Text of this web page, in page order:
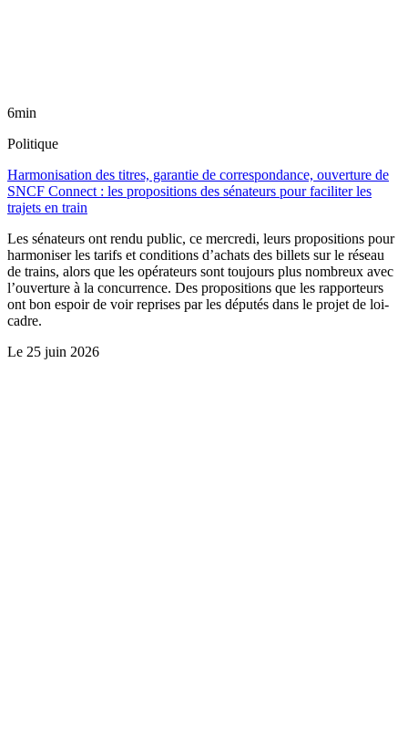
6min
Politique
Harmonisation des titres, garantie de correspondance, ouverture de
SNCF Connect : les propositions des sénateurs pour faciliter les
trajets en train
Les sénateurs ont rendu public, ce mercredi, leurs propositions pour
harmoniser les tarifs et conditions d’achats des billets sur le réseau
de trains, alors que les opérateurs sont toujours plus nombreux avec
l’ouverture à la concurrence. Des propositions que les rapporteurs
ont bon espoir de voir reprises par les députés dans le projet de loi-
cadre.
Le 25 juin 2026